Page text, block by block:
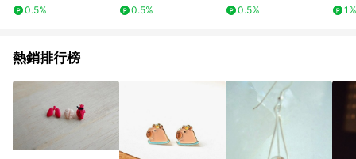
用，或不適用於無回饋商品。各點數紅包之適用商品與使用條件
0.5%
0.5%
0.5%
1%
熱銷排行榜